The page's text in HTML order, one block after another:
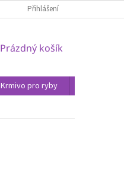
Přihlášení
NÁKUPNÍ
Prázdný košík
Krmivo pro ryby